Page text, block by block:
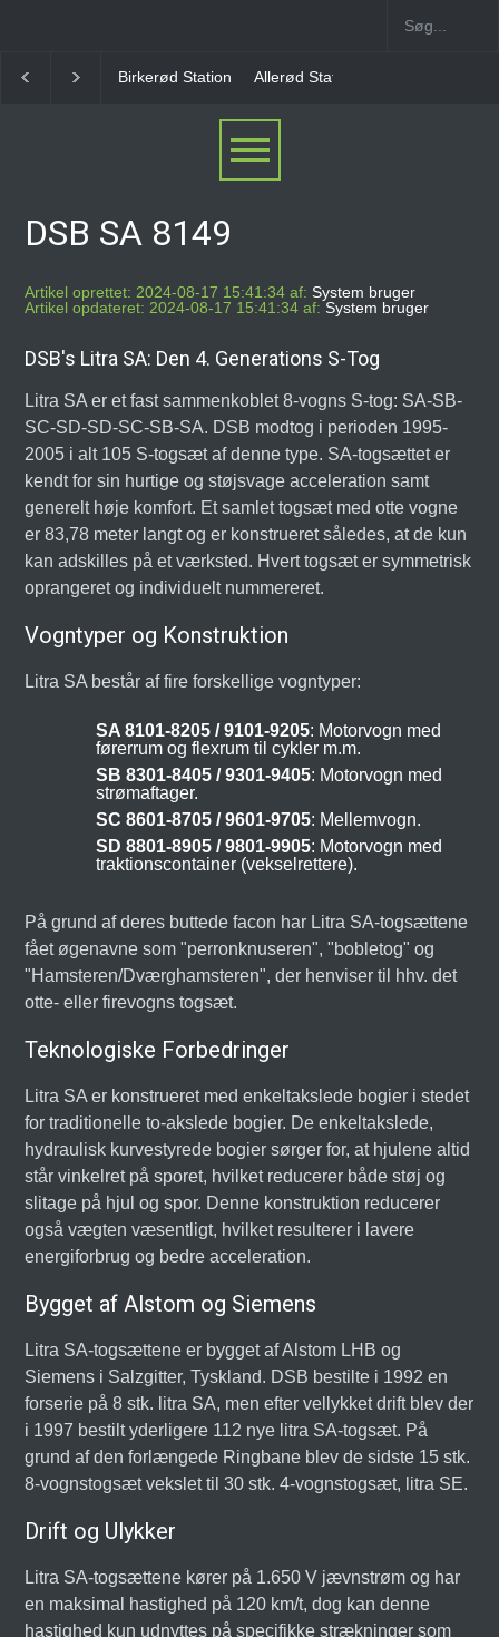
Allerød Station Favrholm Station
DSB SA 8149
Artikel oprettet: 2024-08-17 15:41:34 af: System bruger
Artikel opdateret: 2024-08-17 15:41:34 af: System bruger
DSB's Litra SA: Den 4. Generations S-Tog
Litra SA er et fast sammenkoblet 8-vogns S-tog: SA-SB-
SC-SD-SD-SC-SB-SA. DSB modtog i perioden 1995-
2005 i alt 105 S-togsæt af denne type. SA-togsættet er
kendt for sin hurtige og støjsvage acceleration samt
generelt høje komfort. Et samlet togsæt med otte vogne
er 83,78 meter langt og er konstrueret således, at de kun
kan adskilles på et værksted. Hvert togsæt er symmetrisk
oprangeret og individuelt nummereret.
Vogntyper og Konstruktion
Litra SA består af fire forskellige vogntyper:
SA 8101-8205 / 9101-9205: Motorvogn med
førerrum og flexrum til cykler m.m.
SB 8301-8405 / 9301-9405: Motorvogn med
strømaftager.
SC 8601-8705 / 9601-9705: Mellemvogn.
SD 8801-8905 / 9801-9905: Motorvogn med
traktionscontainer (vekselrettere).
På grund af deres buttede facon har Litra SA-togsættene
fået øgenavne som "perronknuseren", "bobletog" og
"Hamsteren/Dværghamsteren", der henviser til hhv. det
otte- eller firevogns togsæt.
Teknologiske Forbedringer
Litra SA er konstrueret med enkeltakslede bogier i stedet
for traditionelle to-akslede bogier. De enkeltakslede,
hydraulisk kurvestyrede bogier sørger for, at hjulene altid
står vinkelret på sporet, hvilket reducerer både støj og
slitage på hjul og spor. Denne konstruktion reducerer
også vægten væsentligt, hvilket resulterer i lavere
energiforbrug og bedre acceleration.
Bygget af Alstom og Siemens
Litra SA-togsættene er bygget af Alstom LHB og
Siemens i Salzgitter, Tyskland. DSB bestilte i 1992 en
forserie på 8 stk. litra SA, men efter vellykket drift blev der
i 1997 bestilt yderligere 112 nye litra SA-togsæt. På
grund af den forlængede Ringbane blev de sidste 15 stk.
8-vognstogsæt vekslet til 30 stk. 4-vognstogsæt, litra SE.
Drift og Ulykker
Litra SA-togsættene kører på 1.650 V jævnstrøm og har
en maksimal hastighed på 120 km/t, dog kan denne
hastighed kun udnyttes på specifikke strækninger som